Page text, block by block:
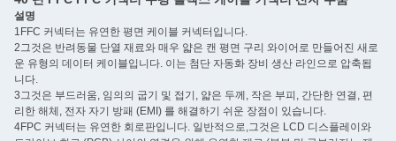
설명
1FFC 커넥터는 유연한 평면 케이블 커넥터입니다.
2그것은 반려동물 단열 재료와 매우 얇은 캔 평면 구리 와이어로 만들어진 새로
운 유형의 데이터 케이블입니다. 이는 첨단 자동화 장비 생산 라인으로 압축됩
니다.
3그것은 부드러움, 임의의 굽기 및 접기, 얇은 두께, 작은 부피, 간단한 연결, 편
리한 해체, 전자 자기 방패 (EMI) 를 해결하기 쉬운 장점이 있습니다.
4FPC 커넥터는 유연한 회로판입니다. 일반적으로,그것은 LCD 디스플레이와